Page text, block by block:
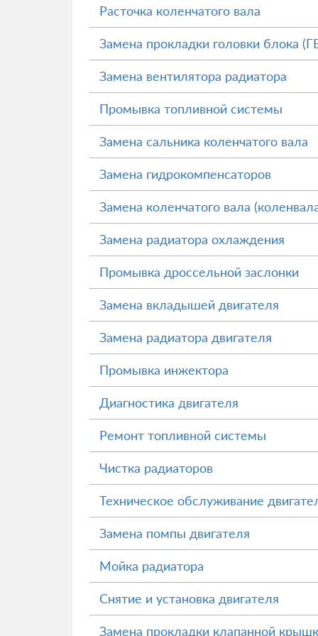
Расточка коленчатого вала
Замена прокладки головки блока
Замена вентилятора радиатора
Промывка топливной системы
Замена сальника коленчатого вала
Замена гидрокомпенсаторов
Замена коленчатого вала
Замена радиатора охлаждения
Промывка дроссельной заслонки
Замена вкладышей двигателя
Замена радиатора двигателя
Промывка инжектора
Диагностика двигателя
Ремонт топливной системы
Чистка радиаторов
Техническое обслуживание
Замена помпы двигателя
Мойка радиатора
Снятие и установка двигателя
Замена прокладки клапанной